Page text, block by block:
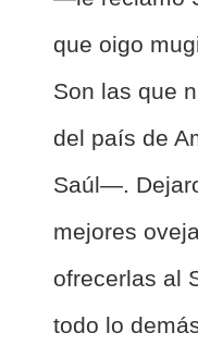
que oigo
Son las que
del país de
Saúl—.
mejores
ofrecerlas al
todo lo